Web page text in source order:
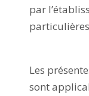
par
Les
sont